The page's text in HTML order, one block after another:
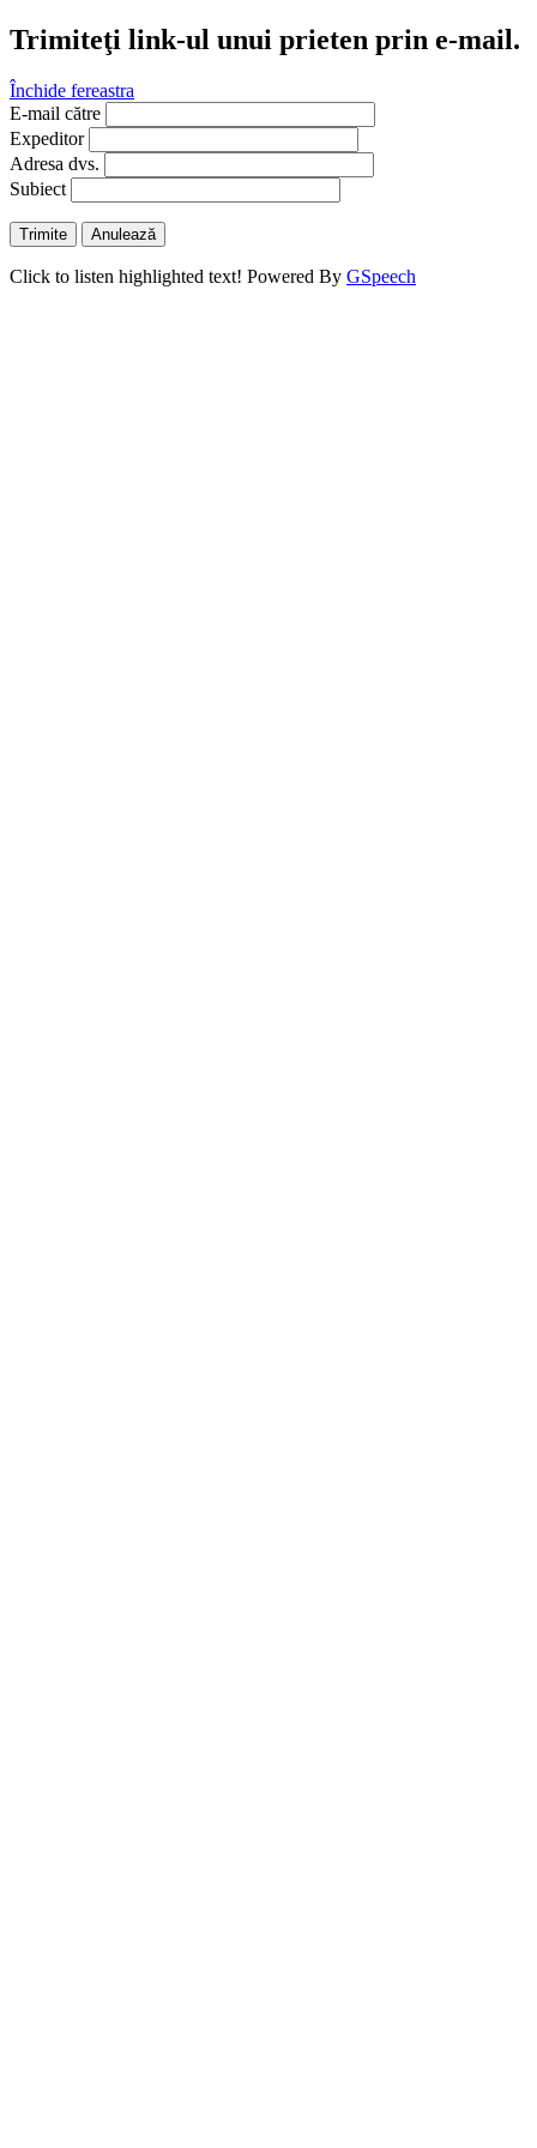
Trimiteţi link-ul unui prieten prin e-mail.
Închide fereastra
E-mail către
Expeditor
Adresa dvs.
Subiect
Trimite Anulează
Click to listen highlighted text! Powered By GSpeech